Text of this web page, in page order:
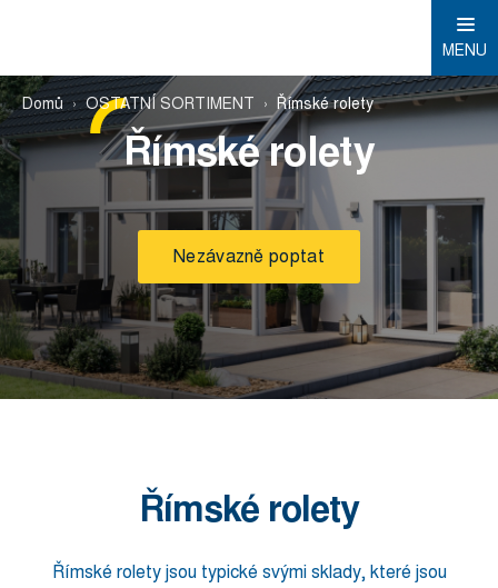
MENU
Domů OSTATNÍ SORTIMENT Římské rolety
Římské rolety
Nezávazně poptat
Římské rolety
Římské rolety jsou typické svými sklady, které jsou